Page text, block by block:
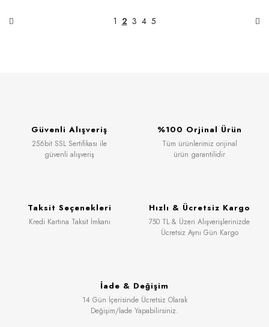
1 2 3 4 5
Güvenli Alışveriş
256bit SSL Sertifikası ile
güvenli alışveriş
%100 Orjinal Ürün
Tüm ürünlerimiz orijinal
ürün garantilidir
Taksit Seçenekleri
Kredi Kartına Taksit İmkanı
Hızlı & Ücretsiz Kargo
750 TL & Üzeri Alışverişlerinizde
Ücretsiz Aynı Gün Kargo
İade & Değişim
14 Gün İçerisinde Ücretsiz Olarak
Değişim/İade Yapabilirsiniz.